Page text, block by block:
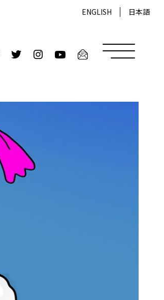
ENGLISH 日本語